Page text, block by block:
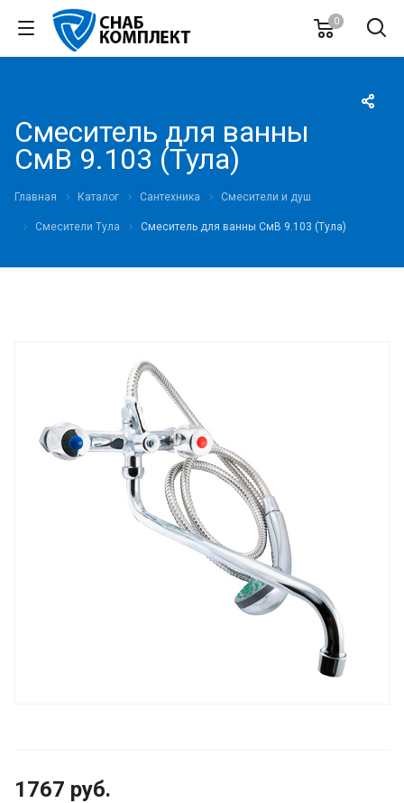
0
Смеситель для ванны
СмВ 9.103 (Тула)
Главная Каталог Сантехника Смесители и душ
Смесители Тула Смеситель для ванны СмВ 9.103 (Тула)
1767 руб.